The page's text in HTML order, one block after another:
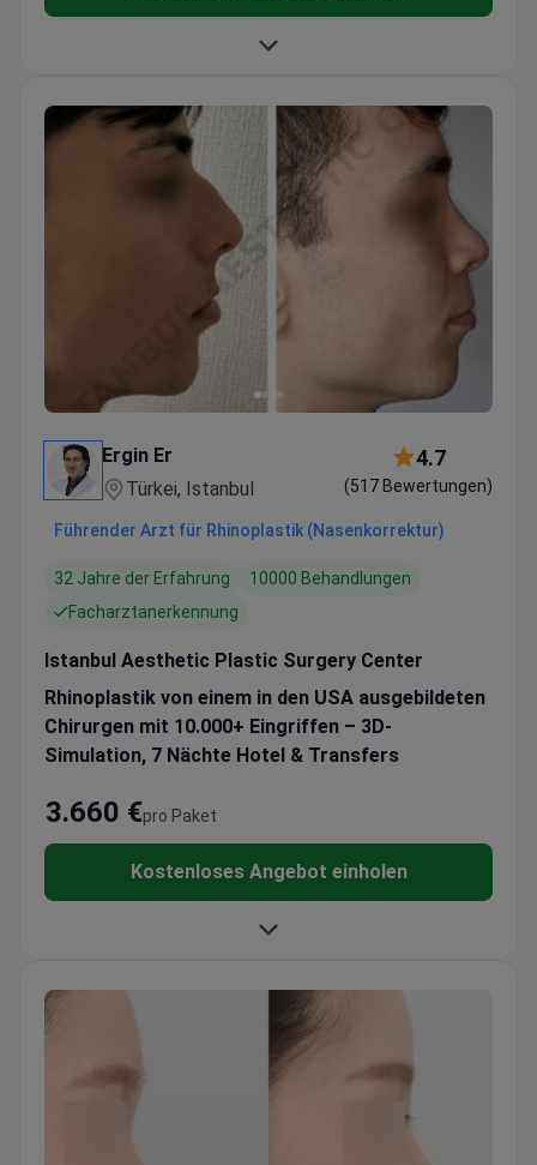
Ergin Er
Türkei, Istanbul
4.7
(517 Bewertungen)
Führender Arzt für Rhinoplastik (Nasenkorrektur)
32 Jahre der Erfahrung
10000 Behandlungen
Facharztanerkennung
Istanbul Aesthetic Plastic Surgery Center
Rhinoplastik von einem in den USA ausgebildeten
Chirurgen mit 10.000+ Eingriffen – 3D-
Simulation, 7 Nächte Hotel & Transfers
pro Paket
3.660 €
Kostenloses Angebot einholen